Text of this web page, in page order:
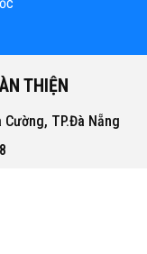
THIỆN
TP.Đà Nẵng